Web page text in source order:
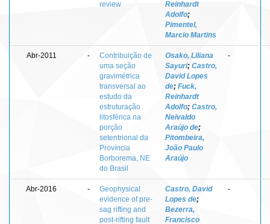
review
Reinhardt
Adolfo;
Pimentel,
Marcio Martins
Abr-2011 -
Contribuição de
uma seção
gravimétrica
transversal ao
estudo da
estruturação
litosférica na
porção
setentrional da
Província
Borborema, NE
do Brasil
Osako, Liliana
Sayuri; Castro,
David Lopes
de; Fuck,
Reinhardt
Adolfo; Castro,
Neivaldo
Araújo de;
Pitombeira,
João Paulo
Araújo
-
Abr-2016 -
Geophysical
evidence of pre-
sag rifting and
post-rifting fault
Castro, David
Lopes de;
Bezerra,
Francisco
-